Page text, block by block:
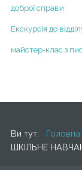
Інклюзивне
доброї справи
Екскурсія до
майстер-клас з
Ви тут: Головна
ШКІЛЬНЕ